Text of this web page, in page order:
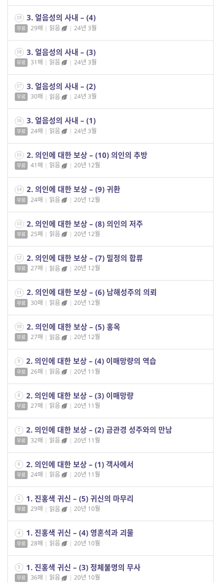
19 3. 얼음성의 사내 – (4)
무료 29매 | 읽음 | 24년 3월
18 3. 얼음성의 사내 – (3)
무료 31매 | 읽음 | 24년 3월
17 3. 얼음성의 사내 – (2)
무료 30매 | 읽음 | 24년 3월
16 3. 얼음성의 사내 – (1)
무료 24매 | 읽음 | 24년 3월
15 2. 의인에 대한 보상 – (10) 의인의 추방
무료 41매 | 읽음 | 20년 12월
14 2. 의인에 대한 보상 – (9) 귀환
무료 24매 | 읽음 | 20년 12월
13 2. 의인에 대한 보상 – (8) 의인의 저주
무료 25매 | 읽음 | 20년 12월
12 2. 의인에 대한 보상 – (7) 밀정의 합류
무료 27매 | 읽음 | 20년 12월
11 2. 의인에 대한 보상 – (6) 남해성주의 의뢰
무료 30매 | 읽음 | 20년 12월
10 2. 의인에 대한 보상 – (5) 홍옥
무료 27매 | 읽음 | 20년 12월
9 2. 의인에 대한 보상 – (4) 이매망량의 역습
무료 26매 | 읽음 | 20년 11월
8 2. 의인에 대한 보상 – (3) 이매망량
무료 27매 | 읽음 | 20년 11월
7 2. 의인에 대한 보상 – (2) 금관경 성주와의 만남
무료 32매 | 읽음 | 20년 11월
6 2. 의인에 대한 보상 – (1) 객사에서
무료 24매 | 읽음 | 20년 11월
5 1. 진홍색 귀신 – (5) 귀신의 마무리
무료 29매 | 읽음 | 20년 10월
4 1. 진홍색 귀신 – (4) 영혼석과 괴물
무료 28매 | 읽음 | 20년 10월
3 1. 진홍색 귀신 – (3) 정체불명의 무사
무료 36매 | 읽음 | 20년 10월